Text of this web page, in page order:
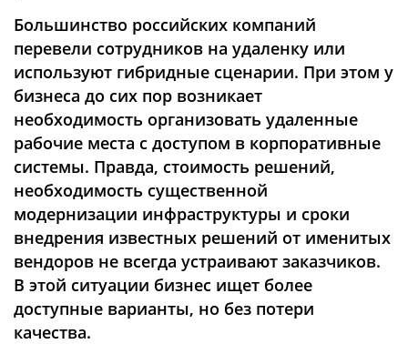
Большинство российских компаний
перевели сотрудников на удаленку или
используют гибридные сценарии. При этом у
бизнеса до сих пор возникает
необходимость организовать удаленные
рабочие места с доступом в корпоративные
системы. Правда, стоимость решений,
необходимость существенной
модернизации инфраструктуры и сроки
внедрения известных решений от именитых
вендоров не всегда устраивают заказчиков.
В этой ситуации бизнес ищет более
доступные варианты, но без потери
качества.